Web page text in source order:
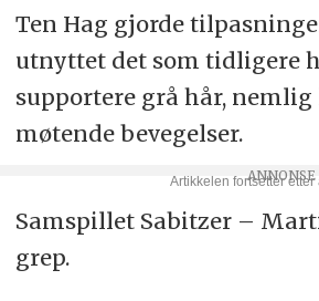
Ten Hag gjorde
utnyttet det som tidligere
supportere grå hår, nemlig
møtende bevegelser.
Samspillet Sabitzer –
grep.